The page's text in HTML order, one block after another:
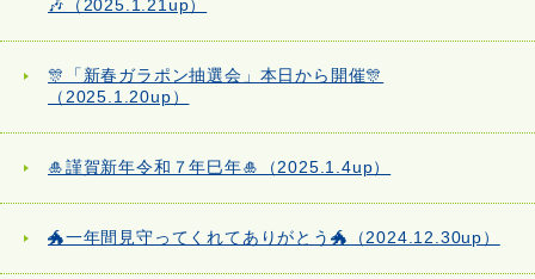
🎶（2025.1.21up）
🎊「新春ガラポン抽選会」本日から開催🎊
（2025.1.20up）
🎍謹賀新年令和７年巳年🎍（2025.1.4up）
🐲一年間見守ってくれてありがとう🐲（2024.12.30up）